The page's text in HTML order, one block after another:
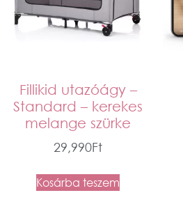
Fillikid utazóágy –
Standard – kerekes
melange szürke
29,990Ft
Kosárba teszem